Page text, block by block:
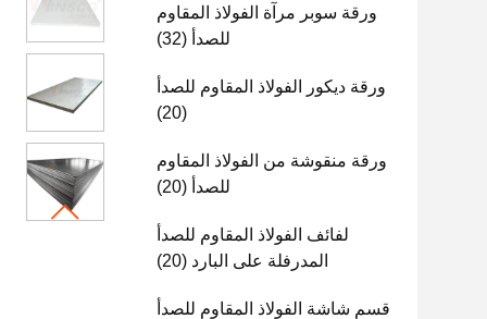
ورقة سوبر مرآة الفولاذ المقاوم
للصدأ (32)
ورقة ديكور الفولاذ المقاوم للصدأ
(20)
ورقة منقوشة من الفولاذ المقاوم
للصدأ (20)
لفائف الفولاذ المقاوم للصدأ
المدرفلة على البارد (20)
قسم شاشة الفولاذ المقاوم للصدأ